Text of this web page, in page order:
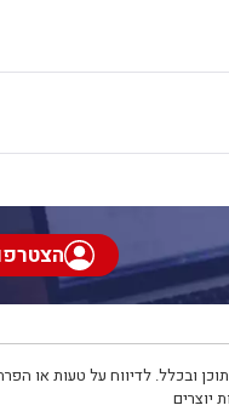
ובכלל. לדיווח על טעות או
יוצרים